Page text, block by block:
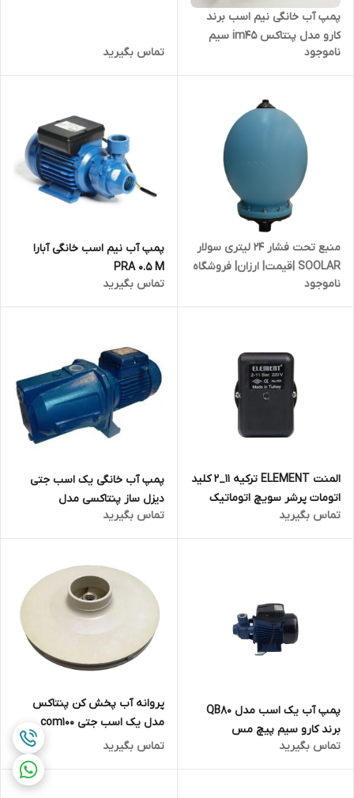
پمپ آب خانگی نیم اسب برند
کارو مدل پنتاکس im45 سیم
پیچ مس
ناموجود تماس بگیرید
منبع تحت فشار ۲۴ لیتری سولار
SOOLAR |قیمت| ارزان| فروشگاه
نیوژن اسماعیلی|
ناموجود
پمپ آب نیم اسب خانگی آبارا
PRA 0.5 M
تماس بگیرید
المنت ELEMENT ترکیه 11_2 کلید
اتومات پرشر سویچ اتوماتیک
پمپ آب | قیمت خوب | نیوژن
اسماعیلی
تماس بگیرید
پمپ آب خانگی یک اسب جتی
دیزل ساز پنتاکسی مدل
DAM100/00 تحت لیسانس
پنتاکس
تماس بگیرید
پمپ آب یک اسب مدل QB80
برند کارو سیم پیچ مس
تماس بگیرید
پروانه آب پخش کن پنتاکس
مدل یک اسب جتی com100
تماس بگیرید